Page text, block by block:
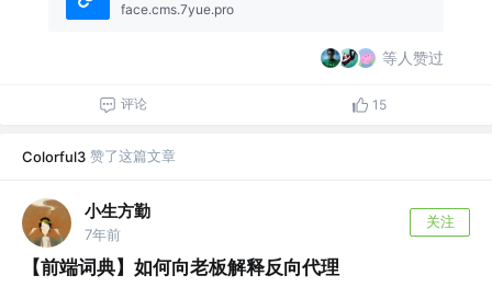
face.cms.7yue.pro
等人赞过
评论 15
Colorful3 赞了这篇文章
小生方勤
7年前
关注
【前端词典】如何向老板解释反向代理